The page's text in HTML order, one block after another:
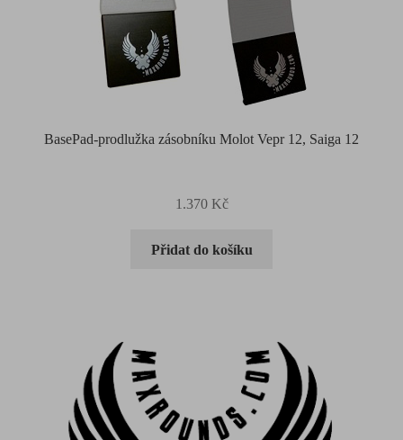
BasePad-prodlužka zásobníku Molot Vepr 12, Saiga 12
1.370 Kč
Přidat do košíku